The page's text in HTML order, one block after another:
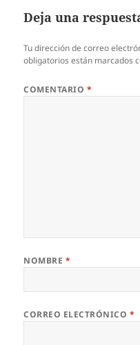
Deja una
Tu dirección de correo
obligatorios están marcados
COMENTARIO *
NOMBRE *
CORREO ELECTRÓNICO *